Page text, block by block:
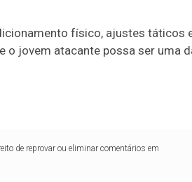
físico, ajustes táticos
o jovem atacante possa ser uma
de reprovar ou eliminar comentários em